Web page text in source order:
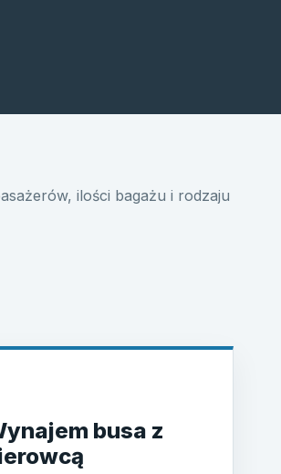
ilości bagażu i rodzaju
busa z